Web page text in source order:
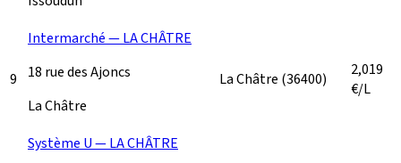
9
Intermarché — LA CHÂTRE
18 rue des Ajoncs
La Châtre
La Châtre (36400)
2,019
€/L
Système U — LA CHÂTRE